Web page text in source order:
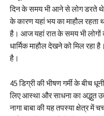
दिन के समय भी आने से लोग डरते
के कारण यहां भय का माहौल रहता
है। आज यहां रात के समय भी
धार्मिक माहौल देखने को मिल रहा
है।
45 डिग्री की भीषण गर्मी के बीच
लिए आस्था और साधना का अद्भुत
नागा बाबा की यह तपस्या क्षेत्र में